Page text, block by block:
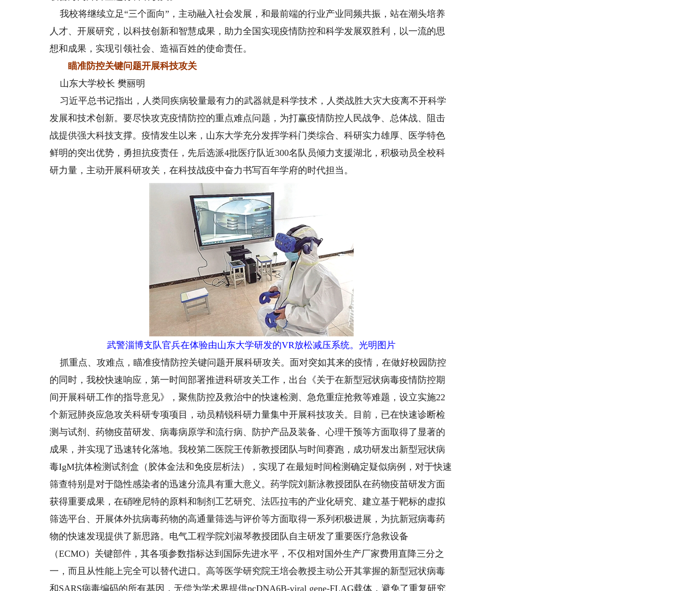
我校将继续立足“三个面向”，主动融入社会发展，和最前端的行业产业同频共振，站在潮头培养
人才、开展研究，以科技创新和智慧成果，助力全国实现疫情防控和科学发展双胜利，以一流的思
想和成果，实现引领社会、造福百姓的使命责任。
瞄准防控关键问题开展科技攻关
山东大学校长 樊丽明
习近平总书记指出，人类同疾病较量最有力的武器就是科学技术，人类战胜大灾大疫离不开科学
发展和技术创新。要尽快攻克疫情防控的重点难点问题，为打赢疫情防控人民战争、总体战、阻击
战提供强大科技支撑。疫情发生以来，山东大学充分发挥学科门类综合、科研实力雄厚、医学特色
鲜明的突出优势，勇担抗疫责任，先后选派4批医疗队近300名队员倾力支援湖北，积极动员全校科
研力量，主动开展科研攻关，在科技战疫中奋力书写百年学府的时代担当。
武警淄博支队官兵在体验由山东大学研发的VR放松减压系统。光明图片
抓重点、攻难点，瞄准疫情防控关键问题开展科研攻关。面对突如其来的疫情，在做好校园防控
的同时，我校快速响应，第一时间部署推进科研攻关工作，出台《关于在新型冠状病毒疫情防控期
间开展科研工作的指导意见》，聚焦防控及救治中的快速检测、急危重症抢救等难题，设立实施22
个新冠肺炎应急攻关科研专项项目，动员精锐科研力量集中开展科技攻关。目前，已在快速诊断检
测与试剂、药物疫苗研发、病毒病原学和流行病、防护产品及装备、心理干预等方面取得了显著的
成果，并实现了迅速转化落地。我校第二医院王传新教授团队与时间赛跑，成功研发出新型冠状病
毒IgM抗体检测试剂盒（胶体金法和免疫层析法），实现了在最短时间检测确定疑似病例，对于快速
筛查特别是对于隐性感染者的迅速分流具有重大意义。药学院刘新泳教授团队在药物疫苗研发方面
获得重要成果，在硝唑尼特的原料和制剂工艺研究、法匹拉韦的产业化研究、建立基于靶标的虚拟
筛选平台、开展体外抗病毒药物的高通量筛选与评价等方面取得一系列积极进展，为抗新冠病毒药
物的快速发现提供了新思路。电气工程学院刘淑琴教授团队自主研发了重要医疗急救设备
（ECMO）关键部件，其各项参数指标达到国际先进水平，不仅相对国外生产厂家费用直降三分之
一，而且从性能上完全可以替代进口。高等医学研究院王培会教授主动公开其掌握的新型冠状病毒
和SARS病毒编码的所有基因，无偿为学术界提供pcDNA6B-viral gene-FLAG载体，避免了重复研究